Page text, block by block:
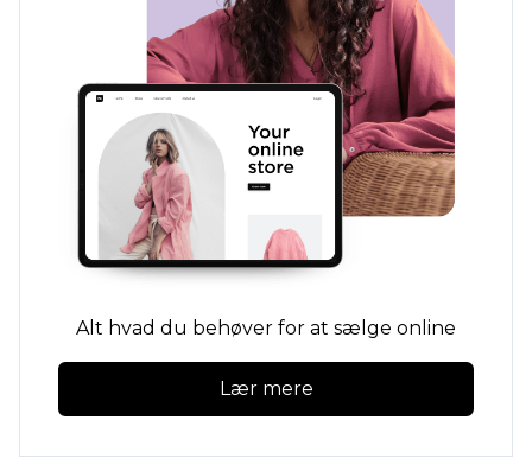
Alt hvad du behøver for at sælge online
Lær mere